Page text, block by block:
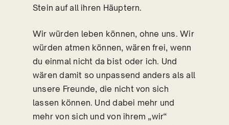
Stein auf all ihren Häuptern.
Wir würden leben können, ohne uns. Wir
würden atmen können, wären frei, wenn
du einmal nicht da bist oder ich. Und
wären damit so unpassend anders als all
unsere Freunde, die nicht von sich
lassen können. Und dabei mehr und
mehr von sich und von ihrem „wir“